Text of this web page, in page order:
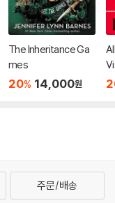
The Inheritance Ga
mes
20% 14,000원
주문/배송